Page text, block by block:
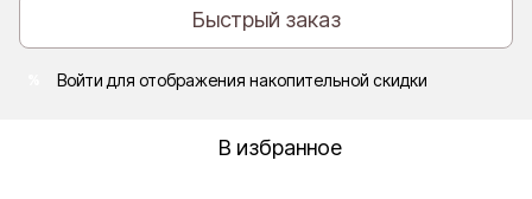
Быстрый заказ
Войти для отображения накопительной скидки
В избранное